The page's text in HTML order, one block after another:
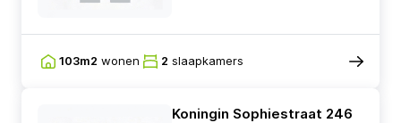
103m2 wonen 2 slaapkamers
Koningin Sophiestraat 246